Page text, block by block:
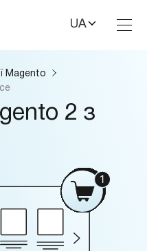
UA
Magento
2 з